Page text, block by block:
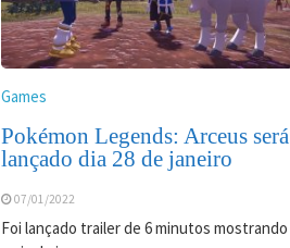
Games
Pokémon Legends: Arceus será
lançado dia 28 de janeiro
07/01/2022
Foi lançado trailer de 6 minutos mostrando